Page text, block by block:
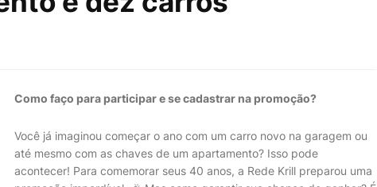
Como faço para participar e se cadastrar na promoção?
Você já imaginou começar o ano com um carro novo na garagem ou
até mesmo com as chaves de um apartamento? Isso pode
acontecer! Para comemorar seus 40 anos, a Rede Krill preparou uma